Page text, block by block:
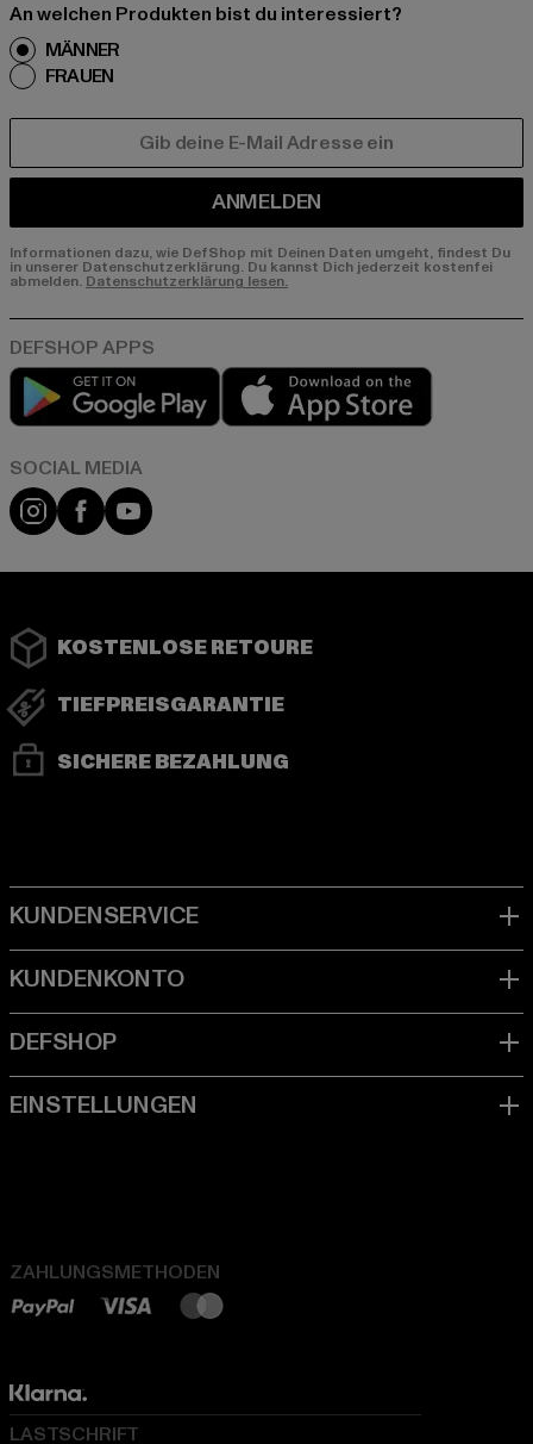
An welchen Produkten bist du interessiert?
MÄNNER
FRAUEN
ANMELDEN
Informationen dazu, wie DefShop mit Deinen Daten umgeht, findest Du
in unserer Datenschutzerklärung. Du kannst Dich jederzeit kostenfei
abmelden.Datenschutzerklärung lesen.
Play market
Instagram
FacebookYouTube
KOSTENLOSE RETOURE
TIEFPREISGARANTIE
SICHERE BEZAHLUNG
ZAHLUNGSMETHODEN
LASTSCHRIFT